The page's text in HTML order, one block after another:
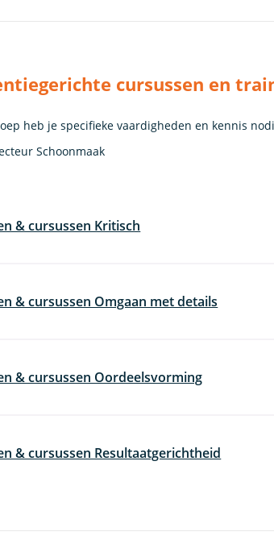
cursussen en
heb je specifieke vaardigheden en kennis
Schoonmaak
& cursussen Kritisch
& cursussen Omgaan met details
& cursussen Oordeelsvorming
& cursussen Resultaatgerichtheid